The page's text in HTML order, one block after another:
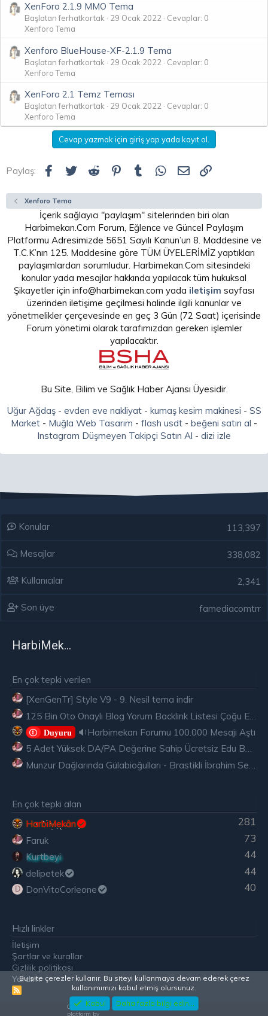
XenForo 2.1.9 MMO Tema
Başlatan ferhatkortak 29 Ocak 2022
Cevaplar: 0
Xenforo Tema
Xenforo BlueHouse-XF-2.1.9 Tema
Başlatan ferhatkortak 29 Ocak 2022
Cevaplar: 0
Xenforo Tema
XenForo 2.1 Temz Teması
Başlatan ferhatkortak 29 Ocak 2022
Cevaplar: 0
Xenforo Tema
Cevap yazmak için giriş yap yada kayıt ol.
Paylaş: Facebook
Twitter Reddit Pinterest
Tumblr WhatsApp
E-posta
Xenforo Tema
İçerik sağlayıcı "paylaşım" sitelerinden biri olan
Harbimekan.Com Forum, Eğlence ve Güncel Paylaşım
Platformu Adresimizde 5651 Sayılı Kanun’un 8. Maddesine ve
T.C.K’nın 125. Maddesine göre TÜM ÜYELERİMİZ yaptıkları
paylaşımlardan sorumludur. Harbimekan.Com sitesindeki
konular yada mesajlar hakkında yapılacak tüm hukuksal
Şikayetler için info@harbimekan.com yada iletişim sayfası
üzerinden iletişime geçilmesi halinde ilgili kanunlar ve
yönetmelikler çerçevesinde en geç 3 Gün (72 Saat) içerisinde
Forum yönetimi olarak tarafımızdan gereken işlemler
yapılacaktır.
Bu Site, Bilim ve Sağlık Haber Ajansı Üyesidir.
Uğur Ağdaş- evden eve nakliyat- kumaş kesim makinesi - SS
Market - Muğla Web Tasarım - flash usdt - beğeni satın al -
Instagram Düşmeyen Takipçi Satın Al - dizi izle
Konular 113,397
Mesajlar 338,082
Kullanıcılar 2,341
Son üye famediacomtrr
HarbiMekân
En çok tepki verilen
[XenGenTr] Style V9 - 9. Nesil tema indir
𝐃𝐮𝐲𝐮𝐫𝐮
🔉Harbimekan Forumu 100.000 Mesajı Aştı
5 Adet Yüksek DA/PA Değerine Sahip Ücretsiz Edu Backlink
En çok tepki alan
281
HarbiMekân
73
Faruk
44
Kurtbeyi
44
delipetek
D 40
DonVitoCorleone
Hızlı linkler
İletişim
Şartlar ve kurallar
Gizlilik politikası
Yardım
R
Community
platform by
Bu site çerezler kullanır. Bu siteyi kullanmaya devam ederek çerez
kullanımımızı kabul etmiş olursunuz.
Kabul
Daha fazla bilgi edin...